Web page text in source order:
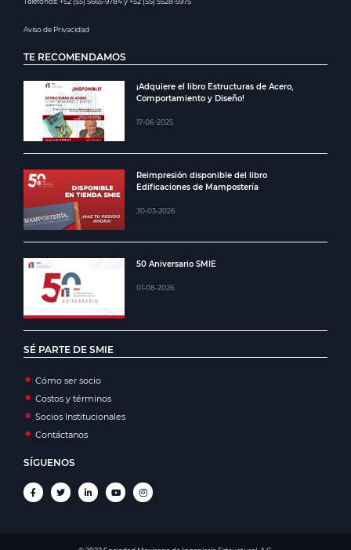
Aviso de Privacidad
TE RECOMENDAMOS
¡Adquiere el libro Estructuras de Acero,
Comportamiento y Diseño!
17-06-2025
Reimpresión disponible del libro
Edificaciones de Mampostería
30-03-2026
50 Aniversario SMIE
01-08-2026
SÉ PARTE DE SMIE
Cómo ser socio
Costos y términos
Socios Institucionales
Contáctanos
SÍGUENOS